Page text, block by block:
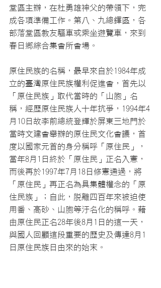
堂區主辦，在杜勇雄神父的帶領下，完
成各項準備工作。第八、九總鐸區，各
部落堂區教友驅車或乘坐遊覽車，來到
春日鄉綜合集會所會場。
原住民族的名稱，最早來自於1984年成
立的臺灣原住民族權利促進會，首先以
「原住民族」取代當時的「山胞」名
稱，經歷原住民族人十年抗爭，1994年4
月10日故李前總統登輝於屏東三地門於
當時文建會舉辦的原住民文化會議，首
度以國家元首的身分稱呼「原住民」，
當年8月1日終於「原住民」正名入憲，
而後再於1997年7月18日修憲通過，將
「原住民」再正名為具集體權念的「原
住民族」；自此，脫離四百年來被迫使
用番、高砂、山胞等汙名化的稱呼。藉
由原住民正名28年後8月1日的這一天，
與國人回顧這段重要的歷史及傳達8月1
日原住民族日由來的始末。